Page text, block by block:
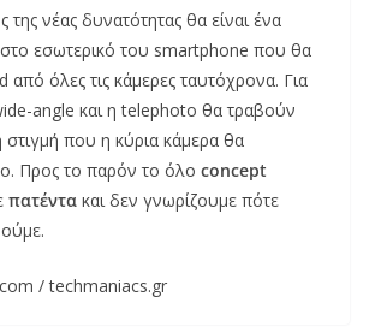
νέας δυνατότητας θα είναι ένα
στο εσωτερικό του smartphone που θα
από όλες τις κάμερες ταυτόχρονα. Για
angle και η telephoto θα τραβούν
που η κύρια κάμερα θα
Προς το παρόν το όλο concept
πατέντα και δεν γνωρίζουμε πότε
/ techmaniacs.gr